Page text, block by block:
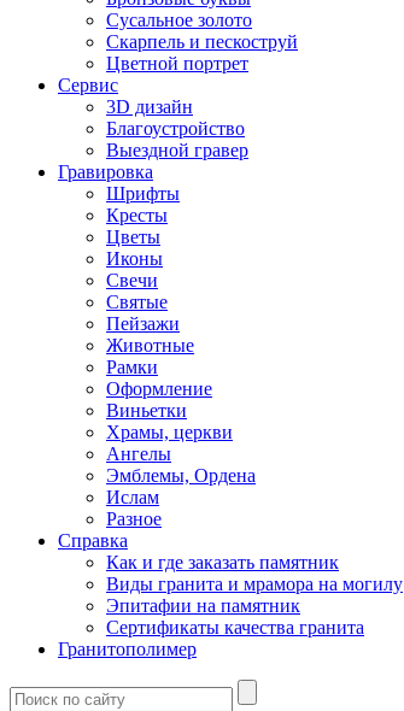
Сусальное золото
Скарпель и пескоструй
Цветной портрет
Сервис
3D дизайн
Благоустройство
Выездной гравер
Гравировка
Шрифты
Кресты
Цветы
Иконы
Свечи
Святые
Пейзажи
Животные
Рамки
Оформление
Виньетки
Храмы, церкви
Ангелы
Эмблемы, Ордена
Ислам
Разное
Справка
Как и где заказать памятник
Виды гранита и мрамора на могилу
Эпитафии на памятник
Сертификаты качества гранита
Гранитополимер